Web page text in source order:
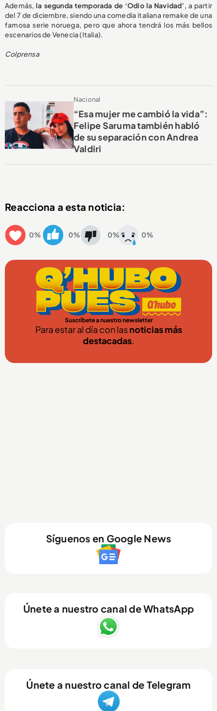
Además,la segunda temporada de ‘Odio la Navidad’, a partir
del 7 de diciembre, siendo una comedia italiana remake de una
famosa serie noruega, pero que ahora tendrá los más bellos
escenarios de Venecia (Italia).
Colprensa
Nacional
“Esa mujer me cambió la vida”:
Felipe Saruma también habló
de su separación con Andrea
Valdiri
Reacciona a esta noticia:
0% 0% 0% 0%
Suscríbete a nuestro newsletter
Para estar al día con lasnoticias más
destacadas.
Síguenos en Google News
Únete a nuestro canal de WhatsApp
Únete a nuestro canal de Telegram